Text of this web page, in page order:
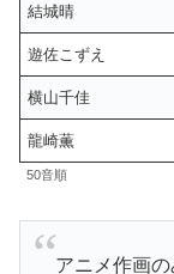
結城晴
遊佐こずえ
横山千佳
龍崎薫
50音順
アニメ作画